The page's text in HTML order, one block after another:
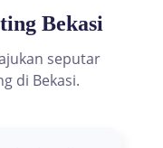
Bekasi
seputar
di Bekasi.